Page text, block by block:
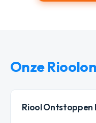
Onze
Riool Ontstoppen